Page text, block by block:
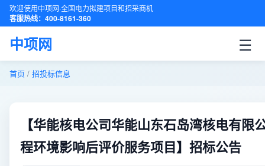
欢迎使用中项网·全国电力拟建项目和招采商机
客服热线：400-8161-360
中项网 ☰
首页 / 招投标信息
【华能核电公司华能山东石岛湾核电有
程环境影响后评价服务项目】招标公告